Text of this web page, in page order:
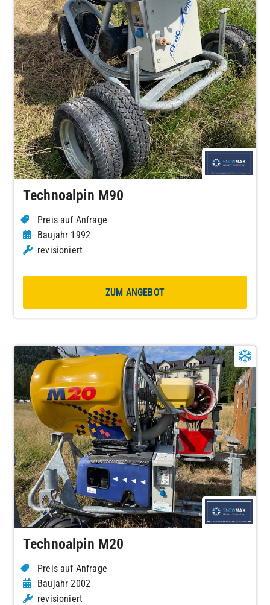
Technoalpin M90
Preis auf Anfrage
Baujahr 1992
revisioniert
ZUM ANGEBOT
Technoalpin M20
Preis auf Anfrage
Baujahr 2002
revisioniert